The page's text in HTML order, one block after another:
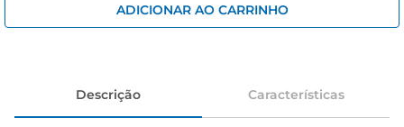
ADICIONAR AO CARRINHO
Descrição Características